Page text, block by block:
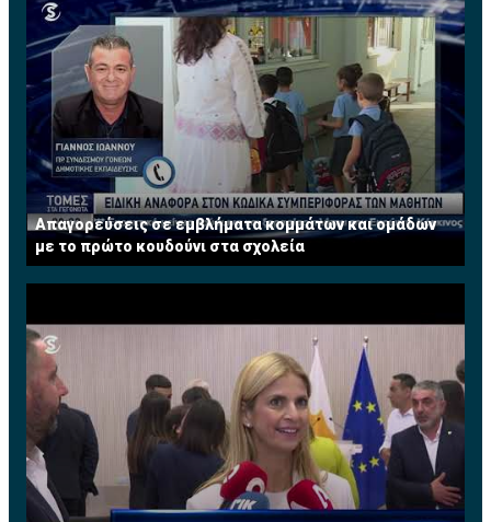
Η κάθοδος του Greek Cinema στην Κύπρο έρχεται σε
μια περίοδο που ο πόλεμος των τηλεοπτικών
πλατφόρμων εντείνεται με σκοπό βεβαίως την
κυριαρχία στην τοπική αγορά. Η εξασφάλιση των
δικαιωμάτων του Greek Cinema θα δώσει τη δική του
διάσταση στο ανταγωνιστικό περιβάλλον, ανάλογα με
την πλατφόρμα που θα προβάλλεται το κανάλι με τον
ελληνικό κινηματογράφο.
Απαγορεύσεις σε εμβλήματα κομμάτων και ομάδων
με το πρώτο κουδούνι στα σχολεία